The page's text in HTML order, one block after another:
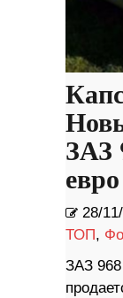
ЗАЗ
евро
28/
ТОП,
ЗАЗ 968